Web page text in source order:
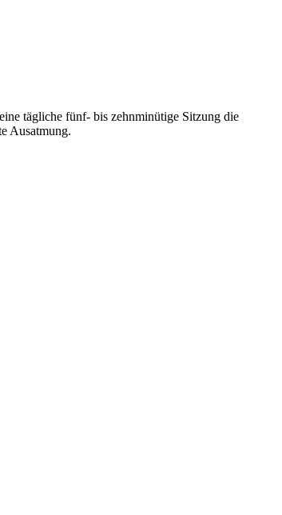
tägliche fünf- bis zehnminütige Sitzung die
Ausatmung.